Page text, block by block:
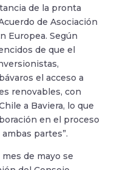
de la pronta
de Asociación
Europea. Según
de que el
el acceso a
renovables, con
a Baviera, lo que
en el proceso
partes”.
de mayo se